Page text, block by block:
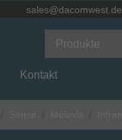
sales@dacomwest.de
Produkte
Kontakt